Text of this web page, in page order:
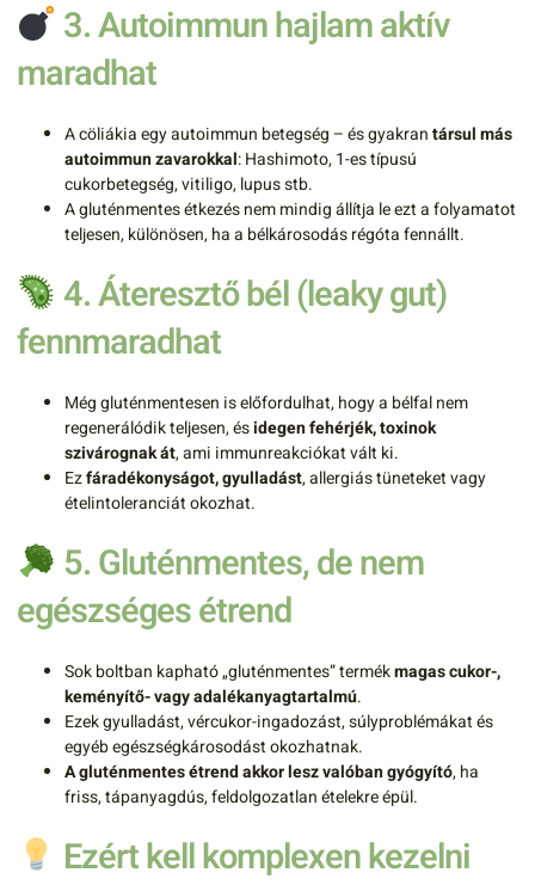
3. Autoimmun hajlam aktív
maradhat
A cöliákia egy autoimmun betegség – és gyakrantársul más
autoimmun zavarokkal: Hashimoto, 1-es típusú
cukorbetegség, vitiligo, lupus stb.
A gluténmentes étkezés nem mindig állítja le ezt a folyamatot
teljesen, különösen, ha a bélkárosodás régóta fennállt.
4. Áteresztő bél (leaky gut)
fennmaradhat
Még gluténmentesen is előfordulhat, hogy a bélfal nem
regenerálódik teljesen, ésidegen fehérjék, toxinok
szivárognak át, ami immunreakciókat vált ki.
Ezfáradékonyságot, gyulladást, allergiás tüneteket vagy
ételintoleranciát okozhat.
5. Gluténmentes, de nem
egészséges étrend
Sok boltban kapható „gluténmentes” termékmagas cukor-,
keményítő- vagy adalékanyagtartalmú.
Ezek gyulladást, vércukor-ingadozást, súlyproblémákat és
egyéb egészségkárosodást okozhatnak.
A gluténmentes étrend akkor lesz valóban gyógyító, ha
friss, tápanyagdús, feldolgozatlan ételekre épül.
Ezért kell komplexen kezelni